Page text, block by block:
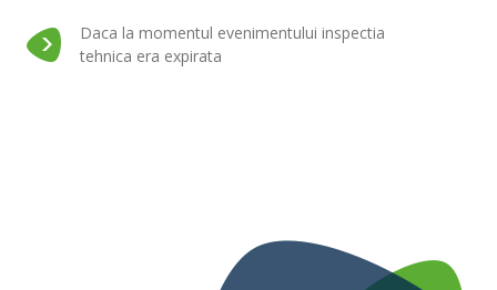
Daca la momentul evenimentului inspectia
tehnica era expirata